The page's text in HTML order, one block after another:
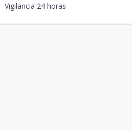
Vigilancia 24 horas